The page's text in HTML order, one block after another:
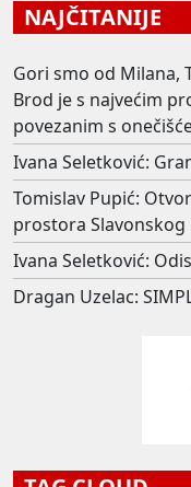
NAJČITANIJE
Gori smo od Milana,
Brod je s najvećim
povezanim s
Ivana Seletković:
Tomislav Pupić:
prostora Slavonskog
Ivana Seletković:
Dragan Uzelac: